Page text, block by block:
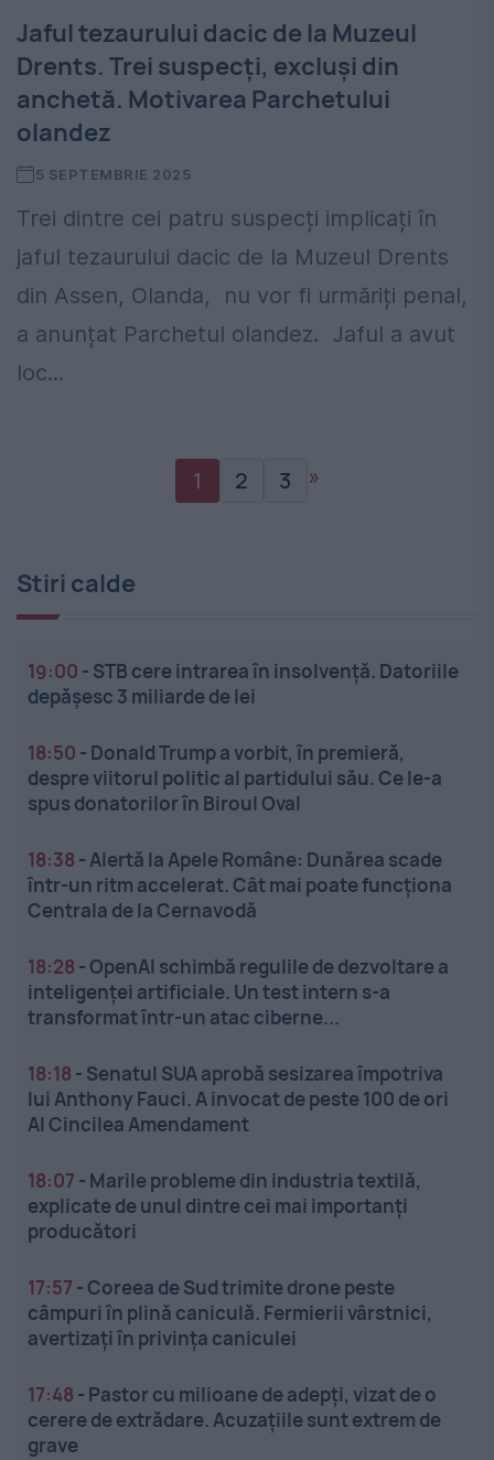
Jaful tezaurului dacic de la Muzeul
Drents. Trei suspecți, excluși din
anchetă. Motivarea Parchetului
olandez
5 SEPTEMBRIE 2025
Trei dintre cei patru suspecți implicați în
jaful tezaurului dacic de la Muzeul Drents
din Assen, Olanda, nu vor fi urmăriți penal,
a anunțat Parchetul olandez. Jaful a avut
loc...
1 2 3 »
Stiri calde
19:00 - STB cere intrarea în insolvență. Datoriile
depășesc 3 miliarde de lei
18:50 - Donald Trump a vorbit, în premieră,
despre viitorul politic al partidului său. Ce le-a
spus donatorilor în Biroul Oval
18:38 -Alertă la Apele Române: Dunărea scade
într-un ritm accelerat. Cât mai poate funcționa
Centrala de la Cernavodă
18:28 -OpenAI schimbă regulile de dezvoltare a
inteligenței artificiale. Un test intern s-a
transformat într-un atac ciberne...
18:18 - Senatul SUA aprobă sesizarea împotriva
lui Anthony Fauci. A invocat de peste 100 de ori
Al Cincilea Amendament
18:07 - Marile probleme din industria textilă,
explicate de unul dintre cei mai importanți
producători
17:57 -Coreea de Sud trimite drone peste
câmpuri în plină caniculă. Fermierii vârstnici,
avertizați în privința caniculei
17:48 - Pastor cu milioane de adepți, vizat de o
cerere de extrădare. Acuzațiile sunt extrem de
grave